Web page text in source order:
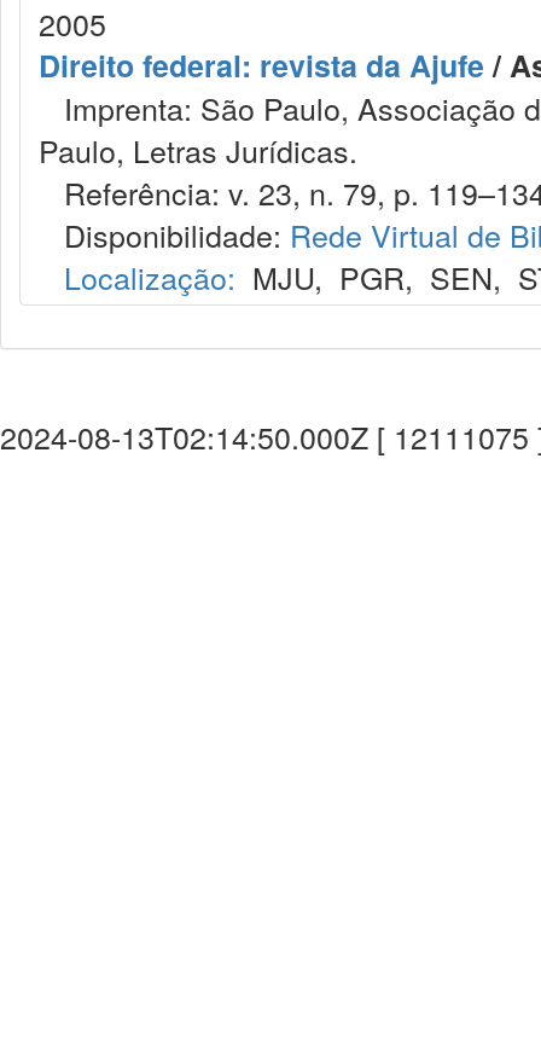
2005
Direito federal: revista da Ajufe/
Imprenta: São Paulo, Associação
Paulo, Letras Jurídicas.
Referência: v. 23, n. 79, p.
Disponibilidade: Rede Virtual de
Localização: MJU, PGR, SEN,
2024-08-13T02:14:50.000Z [ 12111075